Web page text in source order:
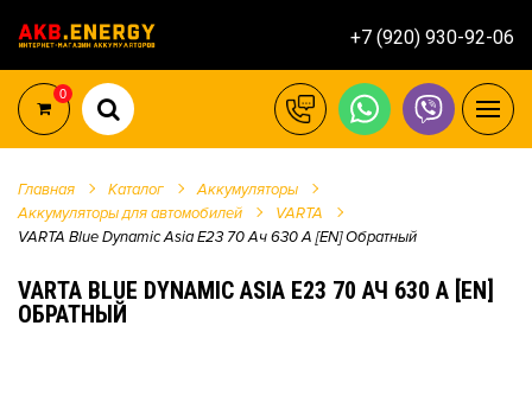
+7 (920) 930-92-06
0
Главная Каталог
Аккумуляторы
Аккумуляторы для автомобилей
VARTA
VARTA Blue Dynamic Asia E23 70 Ач 630 А [EN] Обратный
VARTA BLUE DYNAMIC ASIA E23 70 АЧ 630 А [EN]
ОБРАТНЫЙ